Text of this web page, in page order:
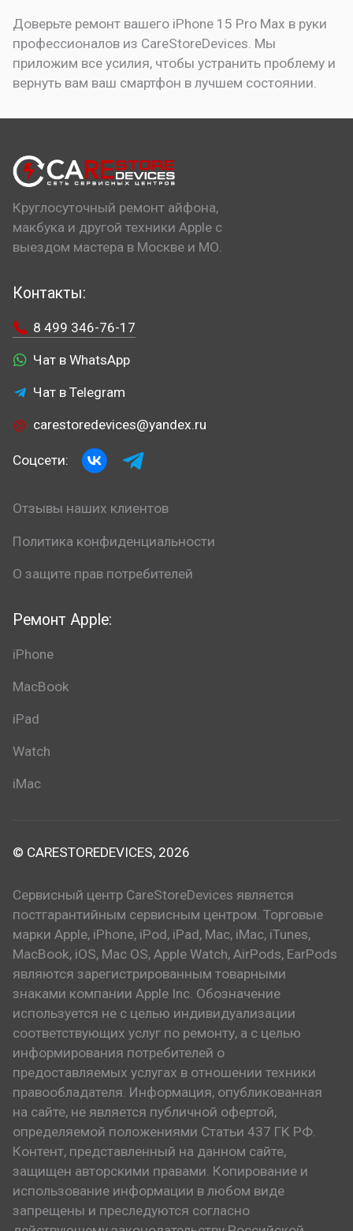
Доверьте ремонт вашего iPhone 15 Pro Max в руки
профессионалов из CareStoreDevices. Мы
приложим все усилия, чтобы устранить проблему и
вернуть вам ваш смартфон в лучшем состоянии.
Круглосуточный ремонт айфона,
макбука и другой техники Apple с
выездом мастера в Москве и МО.
Ремонт Apple:
iPhone
MacBook
iPad
Watch
iMac
Контакты:
8 499 346-76-17
Чат в WhatsApp
Чат в Telegram
carestoredevices@yandex.ru
Соцсети:
Отзывы наших клиентов
Политика конфиденциальности
О защите прав потребителей
© CARESTOREDEVICES, 2026
Сервисный центр CareStoreDevices является
постгарантийным сервисным центром. Торговые
марки Apple, iPhone, iPod, iPad, Mac, iMac, iTunes,
MacBook, iOS, Mac OS, Apple Watch, AirPods, EarPods
являются зарегистрированным товарными
знаками компании Apple Inc. Обозначение
используется не с целью индивидуализации
соответствующих услуг по ремонту, а с целью
информирования потребителей о
предоставляемых услугах в отношении техники
правообладателя. Информация, опубликованная
на сайте, не является публичной офертой,
определяемой положениями Статьи 437 ГК РФ.
Контент, представленный на данном сайте,
защищен авторскими правами. Копирование и
использование информации в любом виде
запрещены и преследуются согласно